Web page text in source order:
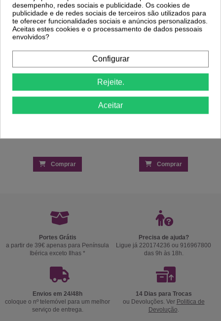
-29%
Nutricolor - Verniz Andreia - NC23
2,60 €3,66 €
Comprar
-29%
Verniz Gel Andreia 218 Branco
5,19 €7,30 €
Comprar
Portes Grátis
a partir de 39€ apenas para Península
Ibérica exceto Ilhas *
Precisa de ajuda?
Ligue já 220174236 ou 916967800
das 9h às 18h.
Envios em 24/48h
coloque o nº telemóvel para um melhor
serviço de entrega.
14 Dias para Trocas
ou Devoluções. Ver Politica de
Devolução.
desempenho, redes sociais e publicidade. Os cookies de
publicidade e de redes sociais de terceiros são utilizados para
te oferecer funcionalidades sociais e anúncios personalizados.
Aceitas estes cookies e o processamento de dados pessoais
envolvidos?
Configurar
Rejeite.
Aceitar